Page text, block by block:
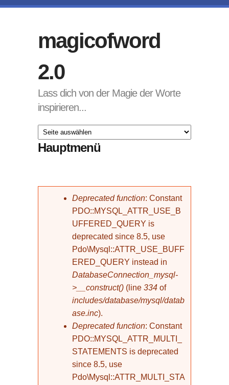
magicofword
2.0
Lass dich von der Magie der Worte
inspirieren...
Hauptmenü
Fehlermeldung
Deprecated function: Constant
PDO::MYSQL_ATTR_USE_B
UFFERED_QUERY is
deprecated since 8.5, use
Pdo\Mysql::ATTR_USE_BUFF
ERED_QUERY instead in
DatabaseConnection_mysql-
>__construct() (line 334 of
includes/database/mysql/datab
ase.inc).
Deprecated function: Constant
PDO::MYSQL_ATTR_MULTI_
STATEMENTS is deprecated
since 8.5, use
Pdo\Mysql::ATTR_MULTI_STA